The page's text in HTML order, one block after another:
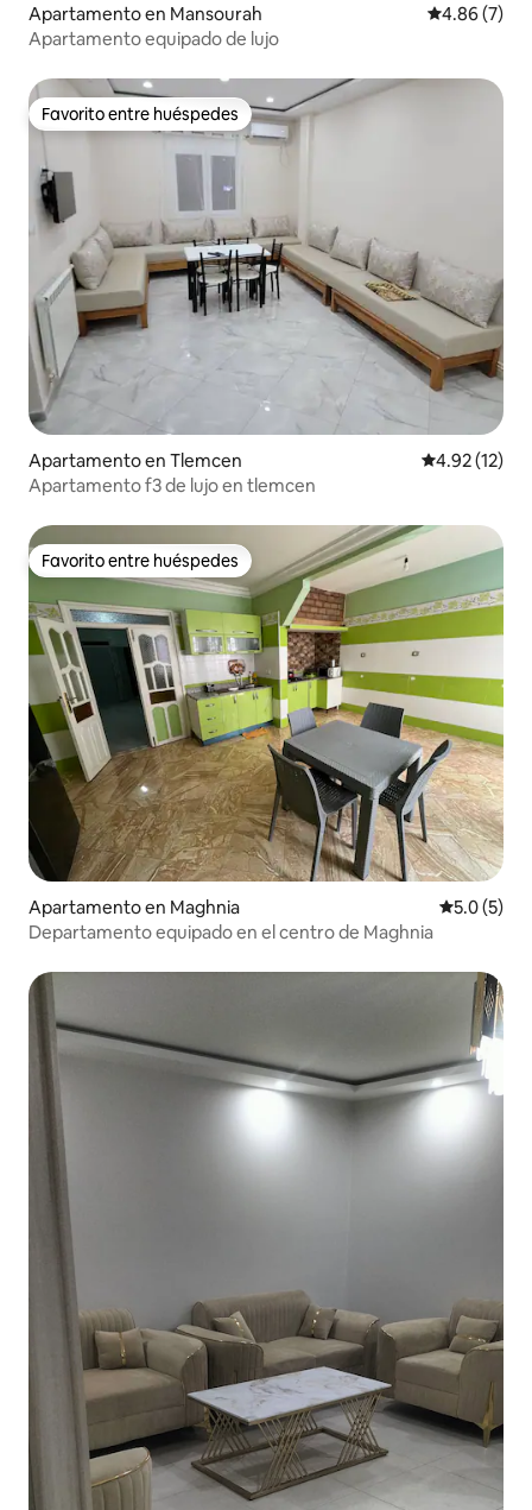
Apartamento en Mansourah Calificación
4.86 (7)
Apartamento equipado de lujo
Favorito entre huéspedes
Favorito entre huéspedes
Apartamento en Tlemcen Calificación
4.92 (12)
Apartamento f3 de lujo en tlemcen
Favorito entre huéspedes
Favorito entre huéspedes
Apartamento en Maghnia
5.0 (5)
Departamento equipado en el centro de Maghnia